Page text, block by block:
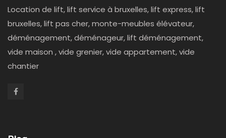
Location de lift, lift service à bruxelles, lift express, lift
bruxelles, lift pas cher, monte-meubles élévateur,
déménagement, déménageur, lift déménagement,
vide maison , vide grenier, vide appartement, vide
chantier